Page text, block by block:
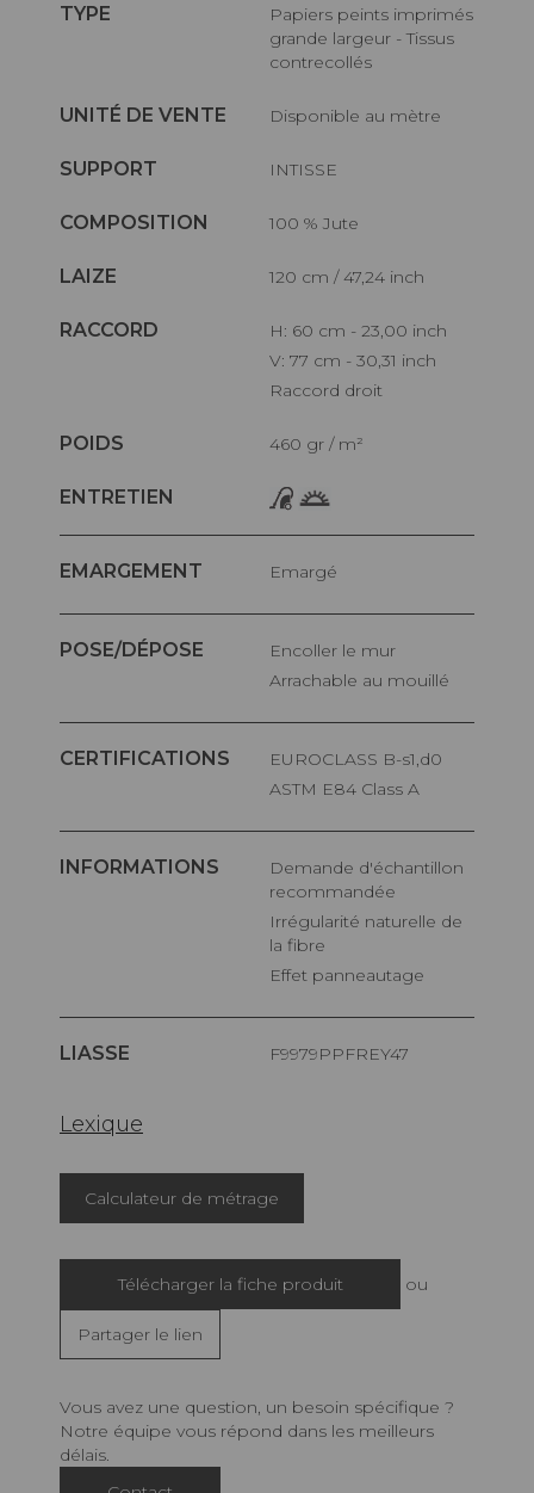
TYPE
Papiers peints imprimés
grande largeur - Tissus
contrecollés
UNITÉ DE VENTE Disponible au mètre
SUPPORT INTISSE
COMPOSITION 100 % Jute
LAIZE 120 cm / 47,24 inch
RACCORD
H: 60 cm - 23,00 inch
V: 77 cm - 30,31 inch
Raccord droit
POIDS 460 gr / m²
ENTRETIEN
EMARGEMENT Emargé
POSE/DÉPOSE
Encoller le mur
Arrachable au mouillé
CERTIFICATIONS
EUROCLASS B-s1,d0
ASTM E84 Class A
INFORMATIONS
Demande d'échantillon
recommandée
Irrégularité naturelle de
la fibre
Effet panneautage
LIASSE F9979PPFREY47
Lexique
Calculateur de métrage
Télécharger la fiche produit ou
Partager le lien
Vous avez une question, un besoin spécifique ?
Notre équipe vous répond dans les meilleurs
délais.